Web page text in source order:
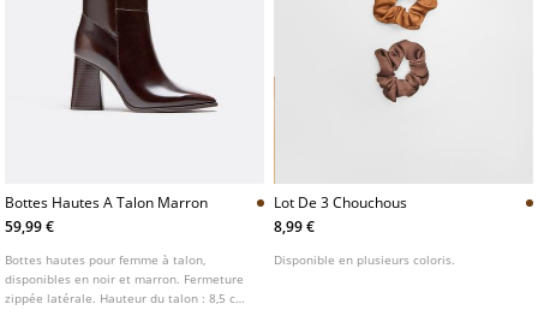
Bottes Hautes A Talon Marron
59,99 €
Bottes hautes pour femme à talon,
disponibles en noir et marron. Fermeture
zippée latérale. Hauteur du talon : 8,5 cm.
Lot De 3 Chouchous
8,99 €
Disponible en plusieurs coloris.